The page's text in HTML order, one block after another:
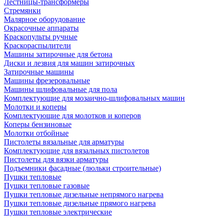
Лестницы-трансформеры
Стремянки
Малярное оборудование
Окрасочные аппараты
Краскопульты ручные
Краскораспылители
Машины затирочные для бетона
Диски и лезвия для машин затирочных
Затирочные машины
Машины фрезеровальные
Машины шлифовальные для пола
Комплектующие для мозаично-шлифовальных машин
Молотки и коперы
Комплектующие для молотков и коперов
Коперы бензиновые
Молотки отбойные
Пистолеты вязальные для арматуры
Комплектующие для вязальных пистолетов
Пистолеты для вязки арматуры
Подъемники фасадные (люльки строительные)
Пушки тепловые
Пушки тепловые газовые
Пушки тепловые дизельные непрямого нагрева
Пушки тепловые дизельные прямого нагрева
Пушки тепловые электрические